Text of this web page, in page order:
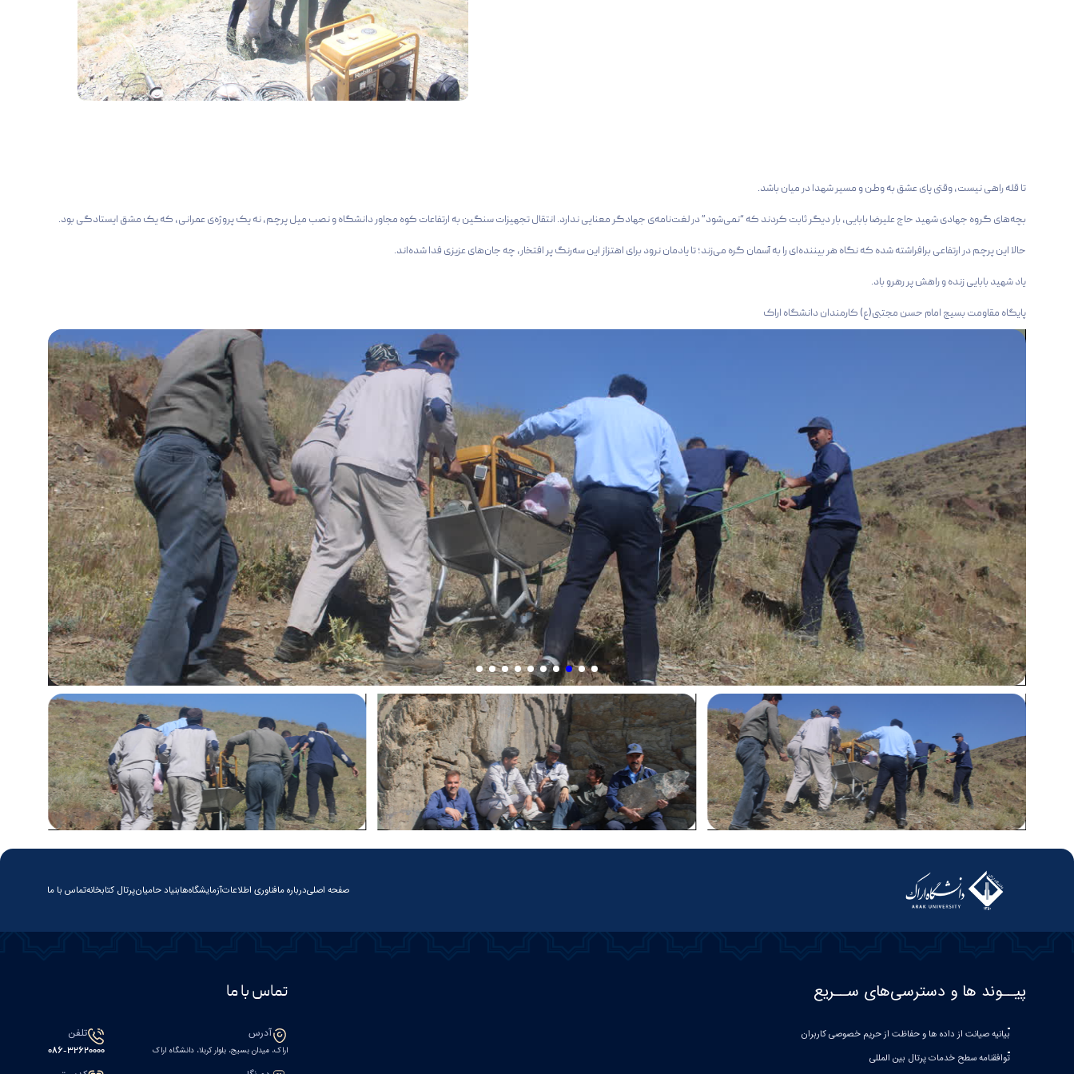
تا قله راهی نیست، وقتی پای عشق به وطن و مسیر شهدا در میان باشد.
بچه‌های گروه جهادی شهید حاج علیرضا بابایی، بار دیگر ثابت کردند که “نمی‌شود” در لغت‌نامه‌ی جهادگر معنایی ندارد. انتقال تجهیزات سنگین به ارتفاعات کوه مجاور دانشگاه و نصب میل پرچم، نه یک پروژه‌ی عمرانی، که یک مشق ایستادگی بود.
حالا این پرچم در ارتفاعی برافراشته شده که نگاه هر بیننده‌ای را به آسمان گره می‌زند؛ تا یادمان نرود برای اهتزاز این سه‌رنگ پر افتخار، چه جان‌های عزیزی فدا شده‌اند.
یاد شهید بابایی زنده و راهش پر رهرو باد.
پایگاه مقاومت بسیج امام حسن مجتبی(ع) کارمندان دانشگاه اراک
صفحه اصلیدرباره مافناوری اطلاعاتآزمایشگاه‌هابنیاد حامیانپرتال کتابخانهتماس با ما
پیــوند ها و دسترسی‌های ســریع
بیانیه صيانت از داده ها و حفاظت از حريم خصوصی كاربران
توافقنامه سطح خدمات پرتال بین المللی
تماس با ما
آدرس
اراک، میدان بسیج، بلوار کربلا، دانشگاه اراک
تلفن
086-32620000